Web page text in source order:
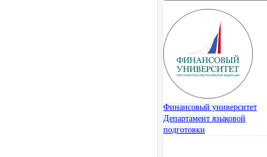
Финансовый университет
Департамент языковой
подготовки